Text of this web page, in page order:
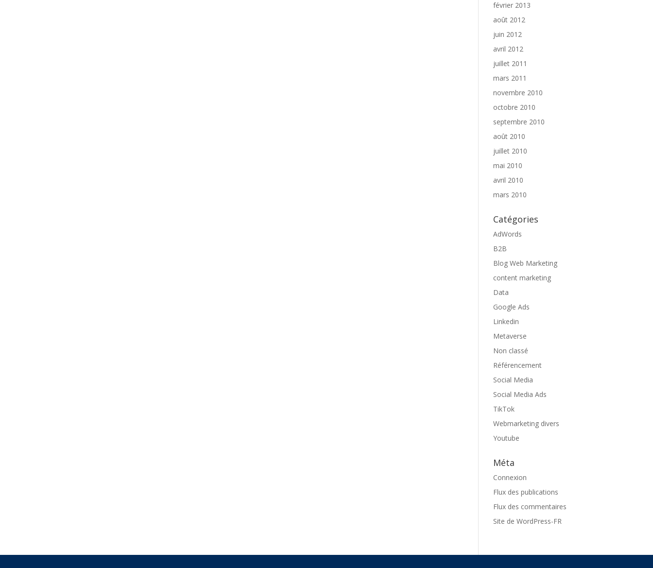
février 2013
août 2012
juin 2012
avril 2012
juillet 2011
mars 2011
novembre 2010
octobre 2010
septembre 2010
août 2010
juillet 2010
mai 2010
avril 2010
mars 2010
Catégories
AdWords
B2B
Blog Web Marketing
content marketing
Data
Google Ads
Linkedin
Metaverse
Non classé
Référencement
Social Media
Social Media Ads
TikTok
Webmarketing divers
Youtube
Méta
Connexion
Flux des publications
Flux des commentaires
Site de WordPress-FR